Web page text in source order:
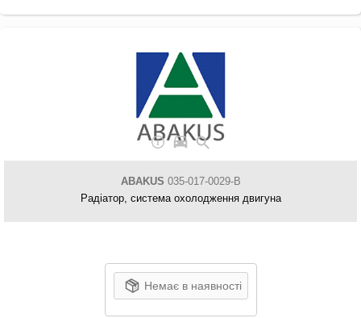
ABAKUS 035-017-0029-B
Радіатор, система охолодження двигуна
Немає в наявності